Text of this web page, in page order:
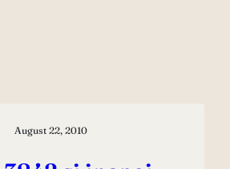
August 22, 2010